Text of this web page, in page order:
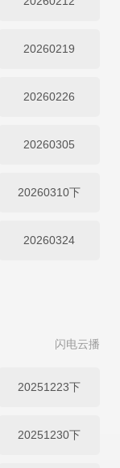
20260219
20260226
20260305
20260310下
20260324
闪电云播
20251223下
20251230下